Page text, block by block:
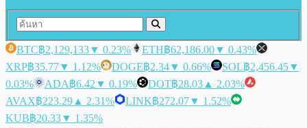
BTC฿2,129,133▼ 0.23% ETH฿62,186.00▼ 0.43%
XRP฿35.77▼ 1.12% DOGE฿2.34▼ 0.66% SOL฿2,456.45▼
0.03%
ADA฿6.42 ▼ 0.19% DOT฿28.03 ▲ 2.03%
AVAX฿223.29 ▲ 2.31% LINK฿272.07▼ 1.52%
KUB฿20.33▼ 1.35%